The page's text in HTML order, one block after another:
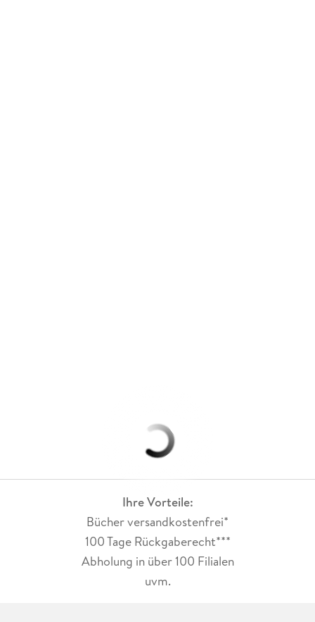
Ihre Vorteile:
Bücher versandkostenfrei*
100 Tage Rückgaberecht***
Abholung in über 100 Filialen
uvm.